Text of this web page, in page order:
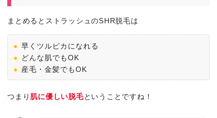
まとめるとストラッシュのSHR脱毛は
早くツルピカになれる
どんな肌でもOK
産毛・金髪でもOK
つまり 肌に優しい脱毛ということですね！